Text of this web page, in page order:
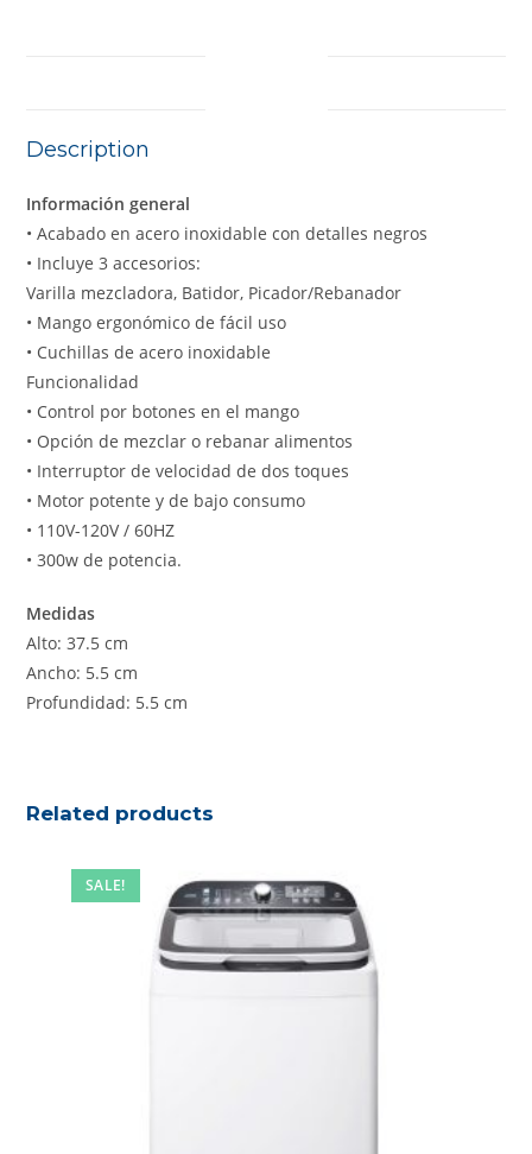
Description
Información general
• Acabado en acero inoxidable con detalles negros
• Incluye 3 accesorios:
Varilla mezcladora, Batidor, Picador/Rebanador
• Mango ergonómico de fácil uso
• Cuchillas de acero inoxidable
Funcionalidad
• Control por botones en el mango
• Opción de mezclar o rebanar alimentos
• Interruptor de velocidad de dos toques
• Motor potente y de bajo consumo
• 110V-120V / 60HZ
• 300w de potencia.
Medidas
Alto: 37.5 cm
Ancho: 5.5 cm
Profundidad: 5.5 cm
Related products
SALE!